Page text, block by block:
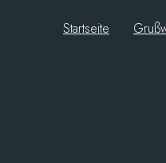
Startseite